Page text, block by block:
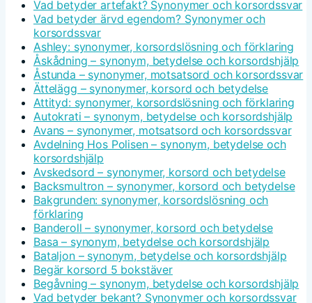
Vad betyder artefakt? Synonymer och korsordssvar
Vad betyder ärvd egendom? Synonymer och
korsordssvar
Ashley: synonymer, korsordslösning och förklaring
Åskådning – synonym, betydelse och korsordshjälp
Åstunda – synonymer, motsatsord och korsordssvar
Ättelägg – synonymer, korsord och betydelse
Attityd: synonymer, korsordslösning och förklaring
Autokrati – synonym, betydelse och korsordshjälp
Avans – synonymer, motsatsord och korsordssvar
Avdelning Hos Polisen – synonym, betydelse och
korsordshjälp
Avskedsord – synonymer, korsord och betydelse
Backsmultron – synonymer, korsord och betydelse
Bakgrunden: synonymer, korsordslösning och
förklaring
Banderoll – synonymer, korsord och betydelse
Basa – synonym, betydelse och korsordshjälp
Bataljon – synonym, betydelse och korsordshjälp
Begär korsord 5 bokstäver
Begåvning – synonym, betydelse och korsordshjälp
Vad betyder bekant? Synonymer och korsordssvar